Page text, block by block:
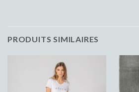
PRODUITS SIMILAIRES